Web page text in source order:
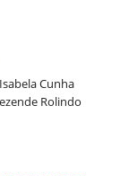
Cunha
Rolindo